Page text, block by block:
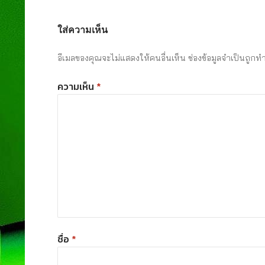
ใส่ความเห็น
อีเมลของคุณจะไม่แสดงให้คนอื่นเห็น ช่องข้อมูลจำเป็นถูกท
ความเห็น *
ชื่อ *